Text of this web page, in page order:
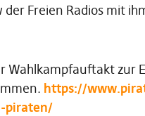
Freien Radios mit
Wahlkampfauftakt zur
https://
piraten/